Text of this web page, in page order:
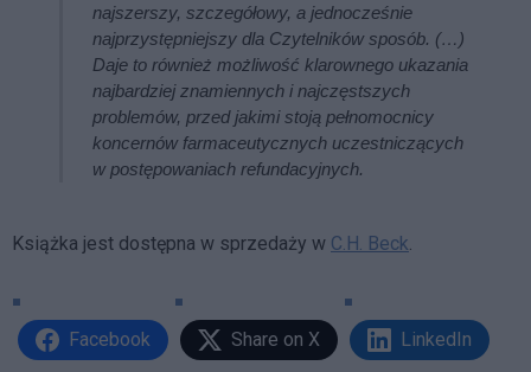
najszerszy, szczegółowy, a jednocześnie
najprzystępniejszy dla Czytelników sposób. (…)
Daje to również możliwość klarownego ukazania
najbardziej znamiennych i najczęstszych
problemów, przed jakimi stoją pełnomocnicy
koncernów farmaceutycznych uczestniczących
w postępowaniach refundacyjnych.
Książka jest dostępna w sprzedaży w C.H. Beck.
Facebook Share on X LinkedIn